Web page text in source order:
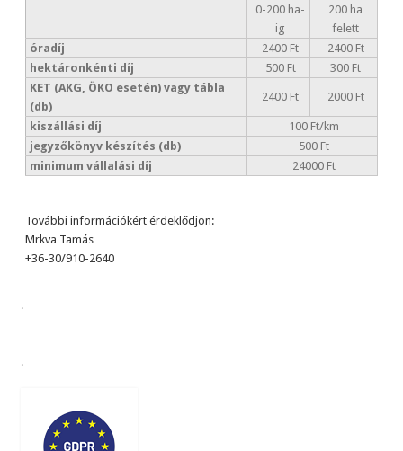
0-200 ha-
ig
200 ha
felett
óradíj
2400 Ft
2400 Ft
hektáronkénti díj
500 Ft
300 Ft
KET (AKG, ÖKO esetén) vagy tábla
(db)
2400 Ft 2000 Ft
kiszállási díj
100 Ft/km
jegyzőkönyv készítés (db)
500 Ft
minimum vállalási díj
24000 Ft
További információkért érdeklődjön:
Mrkva Tamás
+36-30/910-2640
.
.